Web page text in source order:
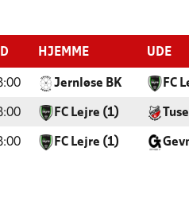
HJEMME UDE
Jernløse BK FC
FC Lejre (1)
FC Lejre (1)